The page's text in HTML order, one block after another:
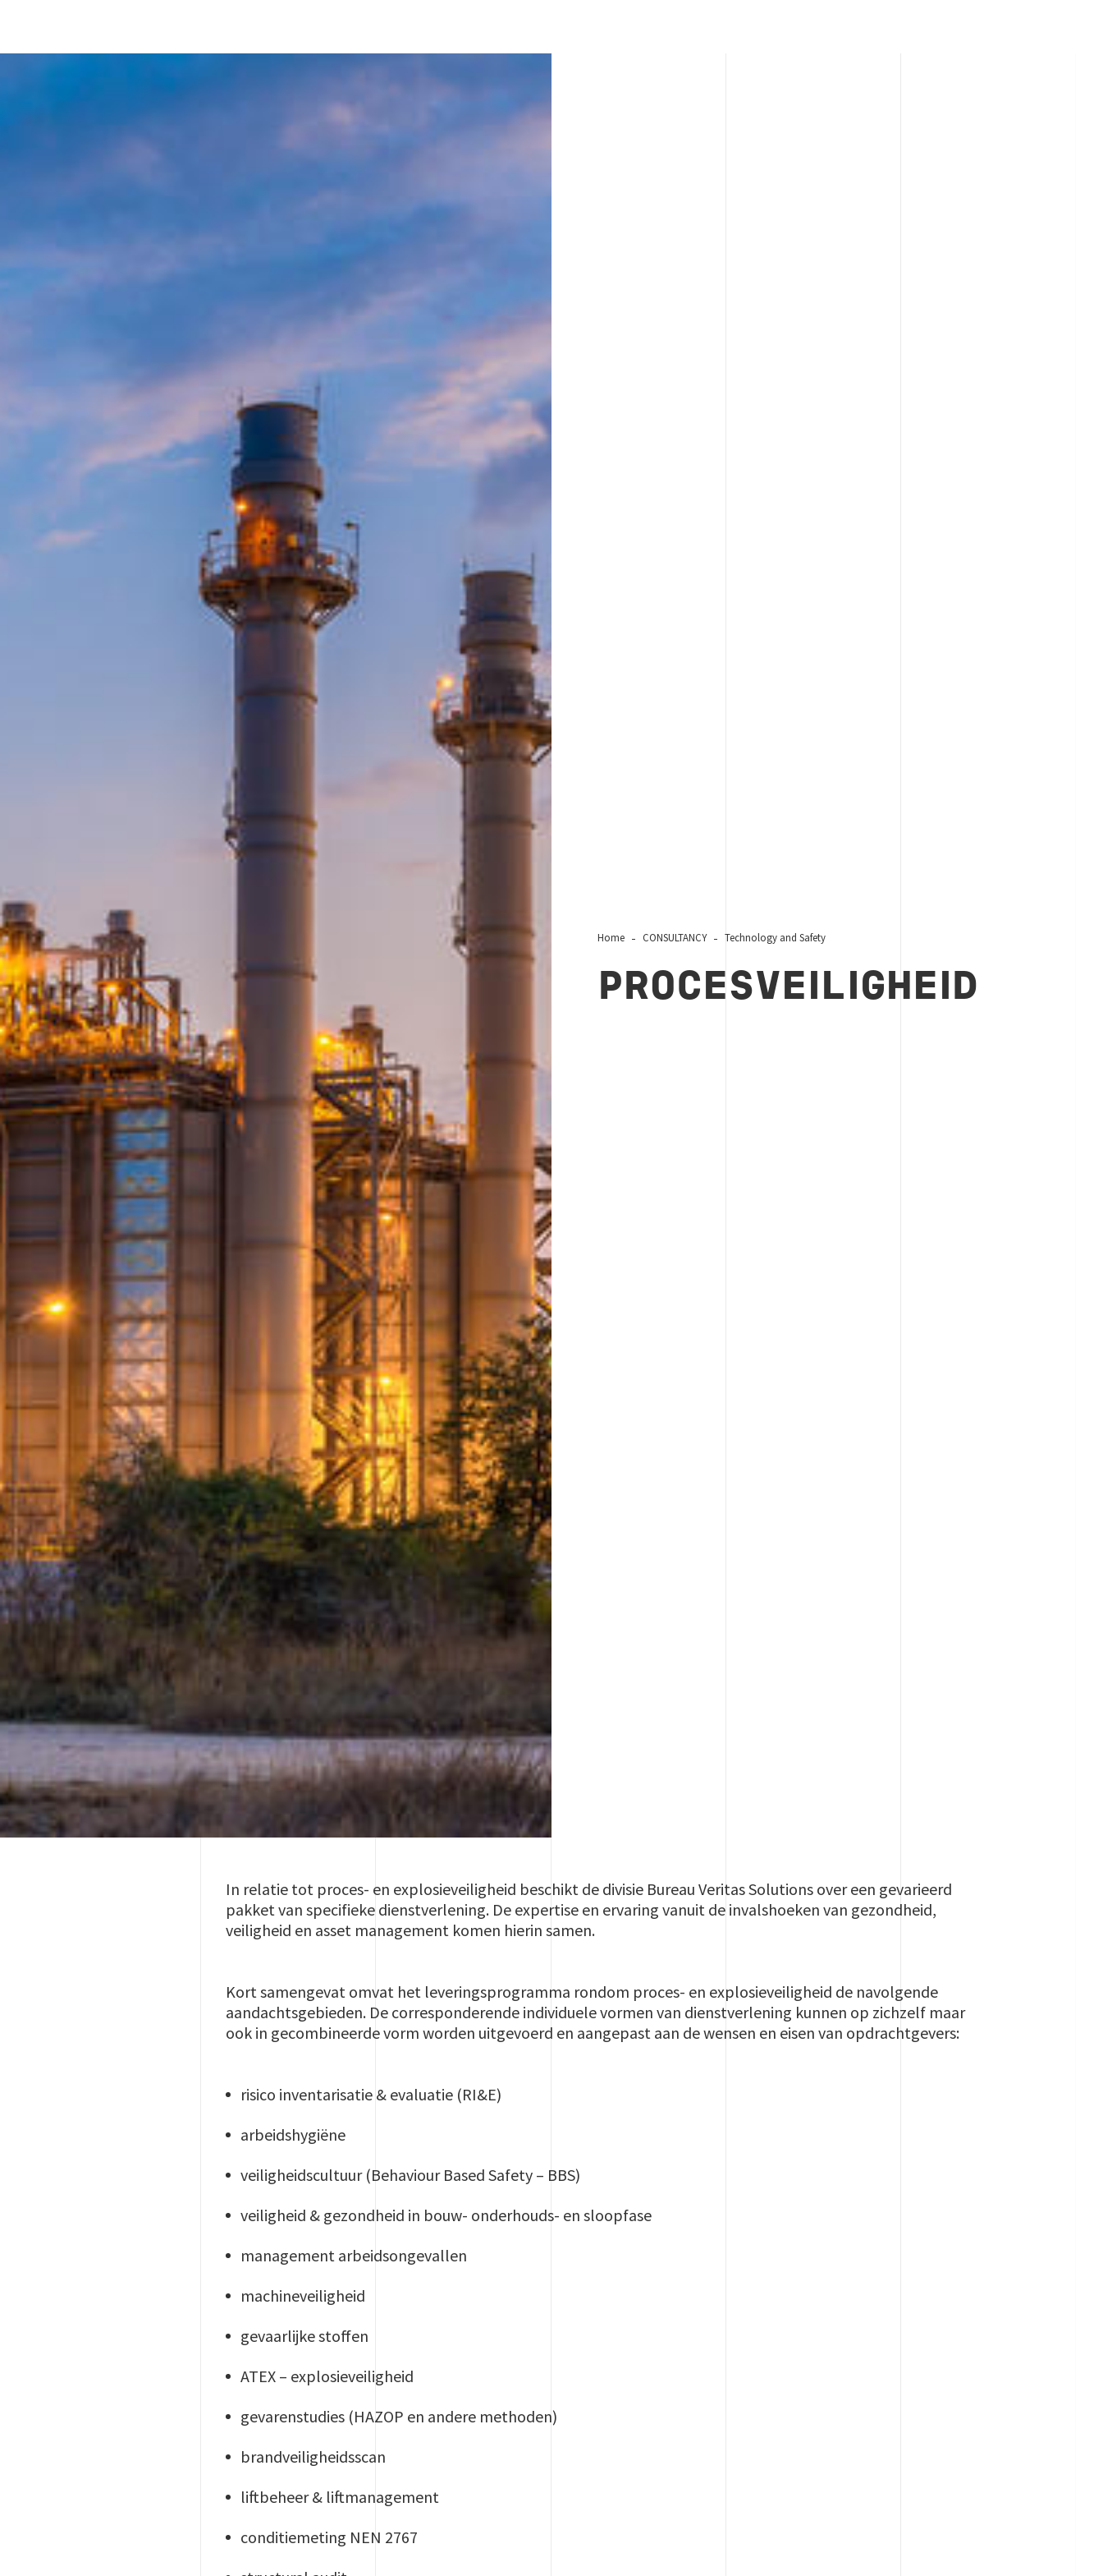
Home CONSULTANCY Technology and Safety
PROCESVEILIGHEID
In relatie tot proces- en explosieveiligheid beschikt de divisie Bureau Veritas Solutions over een gevarieerd
pakket van specifieke dienstverlening. De expertise en ervaring vanuit de invalshoeken van gezondheid,
veiligheid en asset management komen hierin samen.
Kort samengevat omvat het leveringsprogramma rondom proces- en explosieveiligheid de navolgende
aandachtsgebieden. De corresponderende individuele vormen van dienstverlening kunnen op zichzelf maar
ook in gecombineerde vorm worden uitgevoerd en aangepast aan de wensen en eisen van opdrachtgevers:
risico inventarisatie & evaluatie (RI&E)
arbeidshygiëne
veiligheidscultuur (Behaviour Based Safety – BBS)
veiligheid & gezondheid in bouw- onderhouds- en sloopfase
management arbeidsongevallen
machineveiligheid
gevaarlijke stoffen
ATEX – explosieveiligheid
gevarenstudies (HAZOP en andere methoden)
brandveiligheidsscan
liftbeheer & liftmanagement
conditiemeting NEN 2767